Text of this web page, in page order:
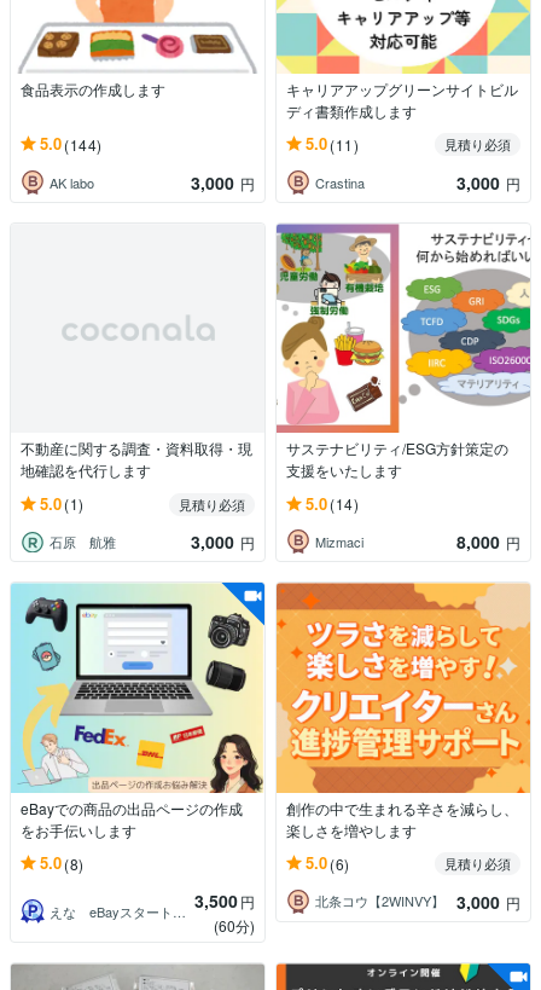
食品表示の作成します
5.0(144)
AK labo 3,000 円
キャリアアップグリーンサイトビル
ディ書類作成します
5.0(11)
見積り必須
Crastina
3,000 円
不動産に関する調査・資料取得・現
地確認を代行します
5.0(1)
見積り必須
石原 航雅
3,000 円
サステナビリティ/ESG方針策定の
支援をいたします
5.0(14)
Mizmaci 8,000 円
eBayでの商品の出品ページの作成
をお手伝いします
5.0(8)
えな eBayスタートサポーター 3,500円
(60分)
創作の中で生まれる辛さを減らし、
楽しさを増やします
5.0(6)
見積り必須
北条コウ【2WINVY】
3,000 円